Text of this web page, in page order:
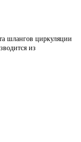
шлангов циркуляции
из